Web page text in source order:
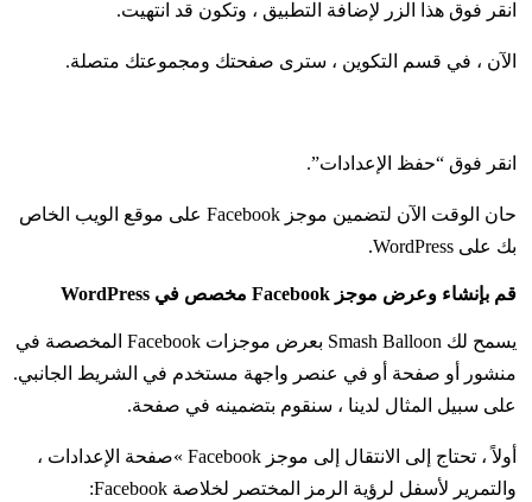
انقر فوق هذا الزر لإضافة التطبيق ، وتكون قد انتهيت.
الآن ، في قسم التكوين ، سترى صفحتك ومجموعتك متصلة.
انقر فوق “حفظ الإعدادات”.
حان الوقت الآن لتضمين موجز Facebook على موقع الويب الخاص
بك على WordPress.
قم بإنشاء وعرض موجز Facebook مخصص في WordPress
يسمح لك Smash Balloon بعرض موجزات Facebook المخصصة في
منشور أو صفحة أو في عنصر واجهة مستخدم في الشريط الجانبي.
على سبيل المثال لدينا ، سنقوم بتضمينه في صفحة.
أولاً ، تحتاج إلى الانتقال إلى موجز Facebook »صفحة الإعدادات ،
والتمرير لأسفل لرؤية الرمز المختصر لخلاصة Facebook: